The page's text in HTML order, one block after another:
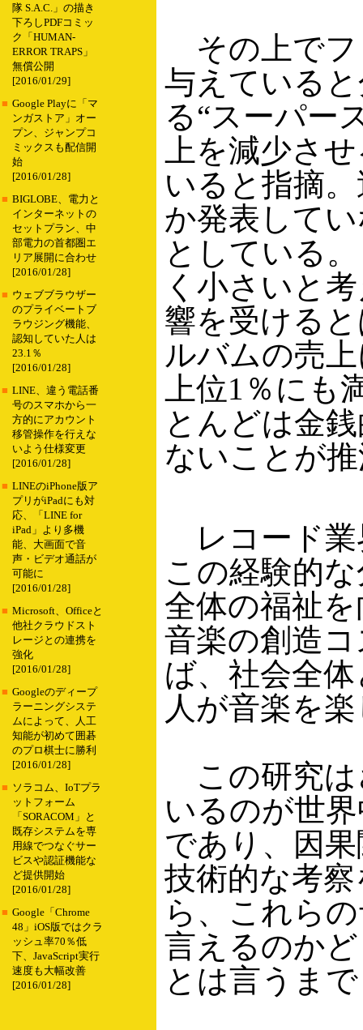
隊 S.A.C.」の描き
下ろしPDFコミッ
ク「HUMAN-
ERROR TRAPS」
無償公開
[2016/01/29]
■ Google Playに「マ
ンガストア」オー
プン、ジャンプコ
ミックスも配信開
始
[2016/01/28]
■ BIGLOBE、電力と
インターネットの
セットプラン、中
部電力の首都圏エ
リア展開に合わせ
[2016/01/28]
■ ウェブブラウザー
のプライベートブ
ラウジング機能、
認知していた人は
23.1％
[2016/01/28]
■ LINE、違う電話番
号のスマホから一
方的にアカウント
移管操作を行えな
いよう仕様変更
[2016/01/28]
■ LINEのiPhone版ア
プリがiPadにも対
応、「LINE for
iPad」より多機
能、大画面で音
声・ビデオ通話が
可能に
[2016/01/28]
■ Microsoft、Officeと
他社クラウドスト
レージとの連携を
強化
[2016/01/28]
■ Googleのディープ
ラーニングシステ
ムによって、人工
知能が初めて囲碁
のプロ棋士に勝利
[2016/01/28]
■ ソラコム、IoTプラ
ットフォーム
「SORACOM」と
既存システムを専
用線でつなぐサー
ビスや認証機能な
ど提供開始
[2016/01/28]
■ Google「Chrome
48」iOS版ではクラ
ッシュ率70％低
下、JavaScript実行
速度も大幅改善
[2016/01/28]
その上でフ
与えている
る“スーパー
上を減少さ
いると指摘
か発表して
としている
く小さいと
響を受ける
ルバムの売
上位1％に
とんどは金
ないことが
レコード業
この経験的
全体の福祉
音楽の創造
ば、社会全
人が音楽を
この研究は
いるのが世
であり、因
技術的な考
ら、これら
言えるのか
とは言うま